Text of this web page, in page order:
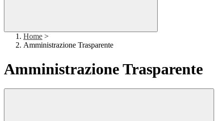
Home >
Amministrazione Trasparente
Amministrazione Trasparente